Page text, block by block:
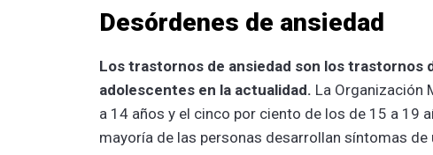
Desórdenes de ansiedad
Los trastornos de ansiedad son los trastornos
adolescentes en la actualidad. La Organización
a 14 años y el cinco por ciento de los de 15 a 19
mayoría de las personas desarrollan síntomas